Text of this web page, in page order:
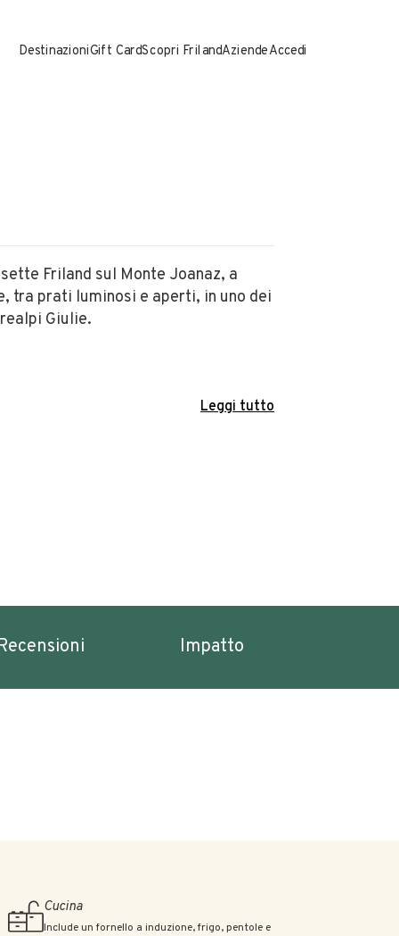
DestinazioniGift CardScopri FrilandAziendeAccedi
Friland sul Monte Joanaz, a
tra prati luminosi e aperti, in uno dei
Giulie.
Leggi tutto
Impatto
Cucina
Include un fornello a induzione, frigo, pentole e